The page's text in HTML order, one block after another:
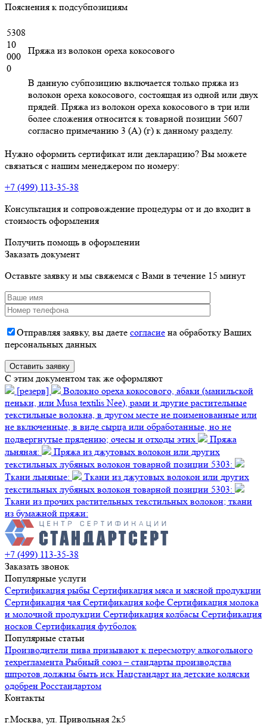
Пояснения к подсубпозициям
5308
10
000
0
Пряжа из волокон ореха кокосового
В данную субпозицию включается только пряжа из
волокон ореха кокосового, состоящая из одной или двух
прядей. Пряжа из волокон ореха кокосового в три или
более сложения относится к товарной позиции 5607
согласно примечанию 3 (А) (г) к данному разделу.
Нужно оформить сертификат или декларацию? Вы можете
связаться с нашим менеджером по номеру:
+7 (499) 113-35-38
Консультация и сопровождение процедуры от и до входит в
стоимость оформления
Получить помощь в оформлении
Заказать документ
Оставьте заявку и мы свяжемся с Вами в течение 15 минут
Отправляя заявку, вы даете согласие на обработку Ваших
персональных данных
C этим документом так же оформляют
[резерв]
Волокно ореха кокосового, абаки (манильской
пеньки, или Musa textilis Nee), рами и другие растительные
текстильные волокна, в другом месте не поименованные или
не включенные, в виде сырца или обработанные, но не
подвергнутые прядению; очесы и отходы этих
Пряжа
льняная:
Пряжа из джутовых волокон или других
текстильных лубяных волокон товарной позиции 5303:
Ткани льняные:
Ткани из джутовых волокон или других
текстильных лубяных волокон товарной позиции 5303:
Ткани из прочих растительных текстильных волокон; ткани
из бумажной пряжи:
+7 (499) 113-35-38
Заказать звонок
Популярные услуги
Сертификация рыбы Сертификация мяса и мясной продукции
Сертификация чая Сертификация кофе Сертификация молока
и молочной продукции Сертификация колбасы Сертификация
носков Сертификация футболок
Популярные статьи
Производители пива призывают к пересмотру алкогольного
техрегламента Рыбный союз – стандарты производства
шпротов должны быть иск Нацстандарт на детские коляски
одобрен Росстандартом
Контакты
г.Москва, ул. Привольная 2к5